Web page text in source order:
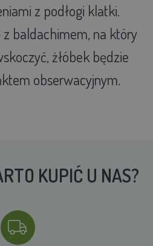
z podłogi klatki.
baldachimem, na który
żłóbek będzie
obserwacyjnym.
KUPIĆ U NAS?